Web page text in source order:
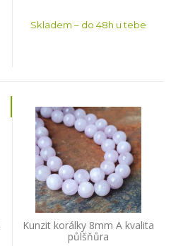
Skladem – do 48h u tebe
Kunzit korálky 8mm A kvalita
půlšňůra